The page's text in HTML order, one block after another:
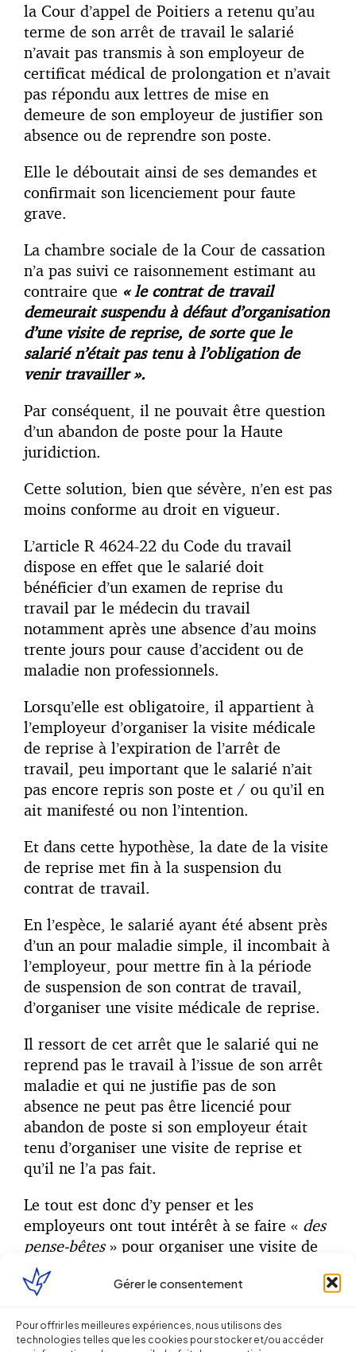
Gérer le consentement
Pour offrir les meilleures expériences, nous utilisons des
technologies telles que les cookies pour stocker et/ou accéder
la Cour d’appel de Poitiers a retenu qu’au
terme de son arrêt de travail le salarié
n’avait pas transmis à son employeur de
certificat médical de prolongation et n’avait
pas répondu aux lettres de mise en
demeure de son employeur de justifier son
absence ou de reprendre son poste.
Elle le déboutait ainsi de ses demandes et
confirmait son licenciement pour faute
grave.
La chambre sociale de la Cour de cassation
n’a pas suivi ce raisonnement estimant au
contraire que « le contrat de travail
demeurait suspendu à défaut d’organisation
d’une visite de reprise, de sorte que le
salarié n’était pas tenu à l’obligation de
venir travailler ».
Par conséquent, il ne pouvait être question
d’un abandon de poste pour la Haute
juridiction.
Cette solution, bien que sévère, n’en est pas
moins conforme au droit en vigueur.
L’article R 4624-22 du Code du travail
dispose en effet que le salarié doit
bénéficier d’un examen de reprise du
travail par le médecin du travail
notamment après une absence d’au moins
trente jours pour cause d’accident ou de
maladie non professionnels.
Lorsqu’elle est obligatoire, il appartient à
l’employeur d’organiser la visite médicale
de reprise à l’expiration de l’arrêt de
travail, peu important que le salarié n’ait
pas encore repris son poste et / ou qu’il en
ait manifesté ou non l’intention.
Et dans cette hypothèse, la date de la visite
de reprise met fin à la suspension du
contrat de travail.
En l’espèce, le salarié ayant été absent près
d’un an pour maladie simple, il incombait à
l’employeur, pour mettre fin à la période
de suspension de son contrat de travail,
d’organiser une visite médicale de reprise.
Il ressort de cet arrêt que le salarié qui ne
reprend pas le travail à l’issue de son arrêt
maladie et qui ne justifie pas de son
absence ne peut pas être licencié pour
abandon de poste si son employeur était
tenu d’organiser une visite de reprise et
qu’il ne l’a pas fait.
Le tout est donc d’y penser et les
employeurs ont tout intérêt à se faire « des
pense-bêtes » pour organiser une visite de
reprise lorsque celle-ci est obligatoire,
notamment dans le cas d’une absence d’au
accident d’origine non professionnelle.